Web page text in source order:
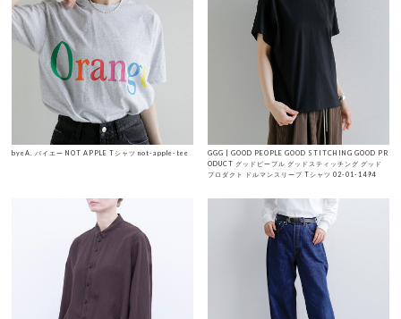
byeA. バイエー NOT APPLE Tシャツ not-apple-tee
GGG | GOOD PEOPLE GOOD STITCHING GOOD PR
ODUCT グッドピープル グッドスティッチング グッド
プロダクト ドルマンスリーブ Tシャツ 02-01-1494